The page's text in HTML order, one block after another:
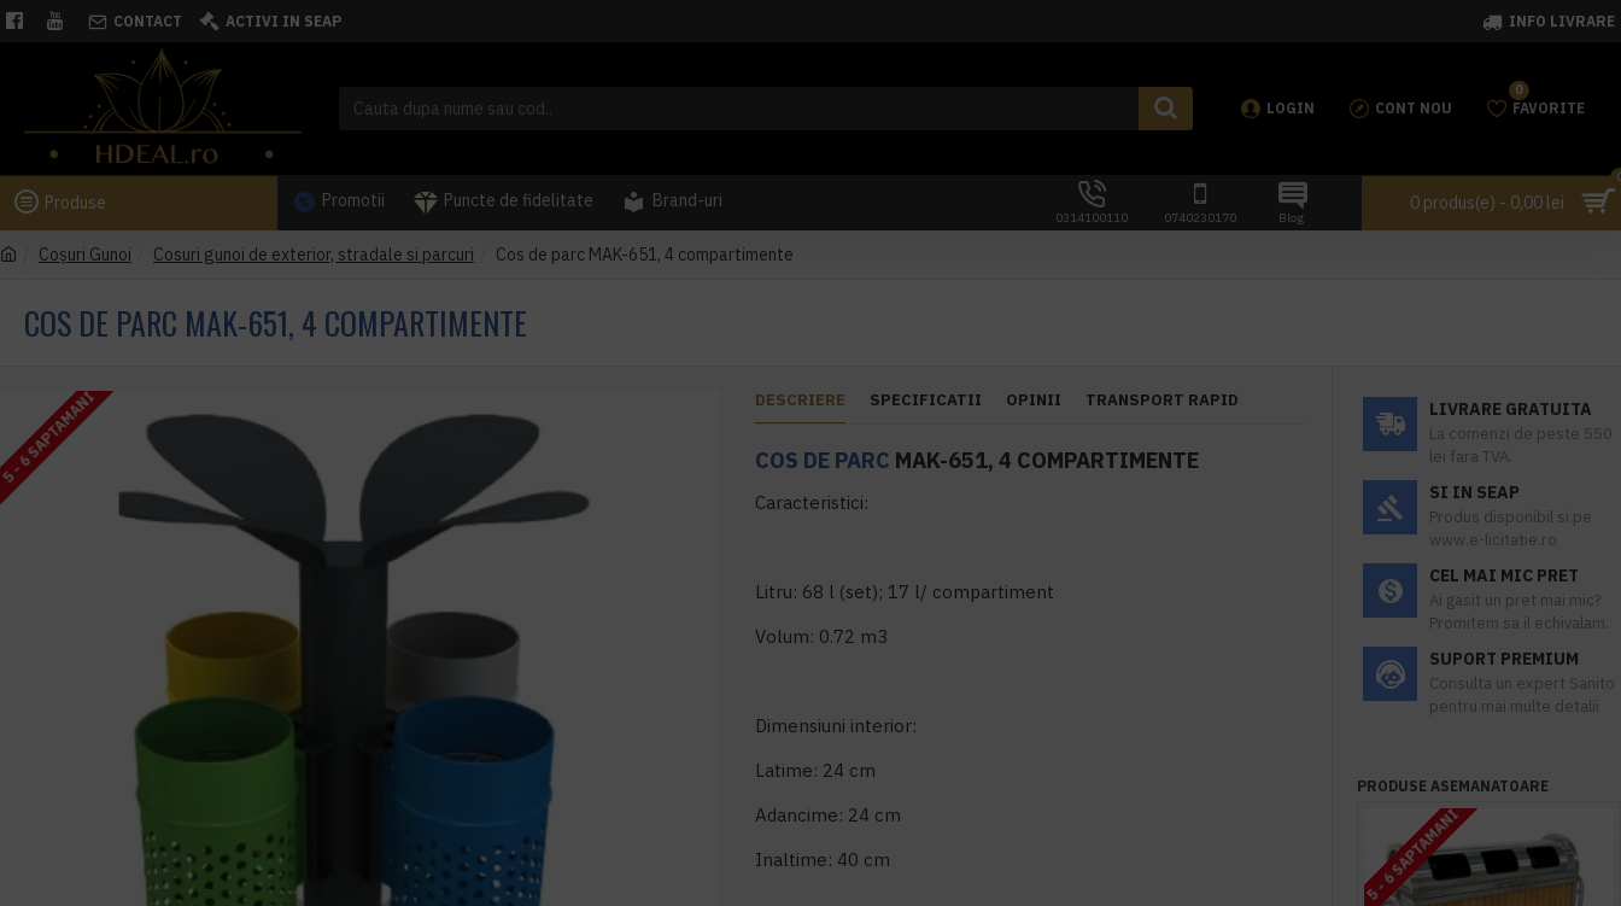
CONTACT ACTIVI IN SEAP INFO LIVRARE
LOGIN CONT NOU FAVORITE
0
Produse Promotii Puncte de fidelitate Brand-uri
0314100110 0740230170 Blog
0 produs(e) - 0,00 lei
Coşuri Gunoi Cosuri gunoi de exterior, stradale si parcuri Cos de parc MAK-651, 4 compartimente
COS DE PARC MAK-651, 4 COMPARTIMENTE
SAPTAMANI DESCRIERE SPECIFICATII OPINII TRANSPORT RAPID
COS DE PARC MAK-651, 4 COMPARTIMENTE
Caracteristici:
Litru: 68 l (set); 17 l/ compartiment
Volum: 0.72 m3
Dimensiuni interior:
Latime: 24 cm
Adancime: 24 cm
Inaltime: 40 cm
LIVRARE GRATUITA
La comenzi de peste 550
lei fara TVA.
SI IN SEAP
Produs disponibil si pe
www.e-licitatie.ro
CEL MAI MIC PRET
Ai gasit un pret mai mic?
Promitem sa il echivalam.
SUPORT PREMIUM
Consulta un expert Sanito
pentru mai multe detalii
PRODUSE ASEMANATOARE
5 - 6 SAPTAMANI